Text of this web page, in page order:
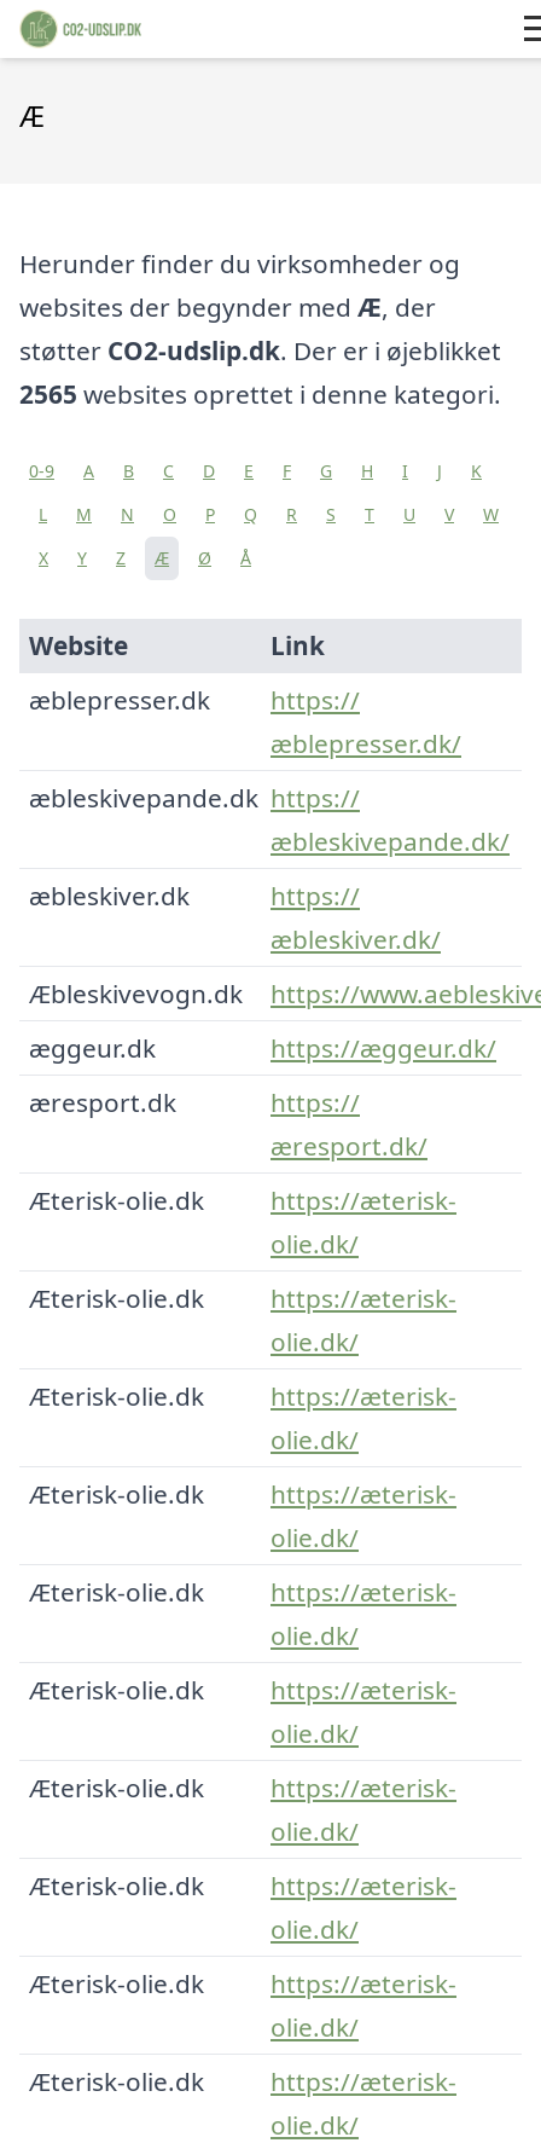
Æ
Herunder finder du virksomheder og
websites der begynder med Æ, der
støtter CO2-udslip.dk. Der er i øjeblikket
2565 websites oprettet i denne kategori.
0-9 A B C D E F G H I J
K
L
M N O P Q R S T U V
W
X
Y Z Æ Ø Å
Website
Link
æblepresser.dk
https://
æblepresser.dk/
æbleskivepande.dk https://
æbleskivepande.dk/
æbleskiver.dk
https://
æbleskiver.dk/
Æbleskivevogn.dk
https://
æggeur.dk
https://æggeur.dk/
æresport.dk
https://
æresport.dk/
Æterisk-olie.dk
https://æterisk-
olie.dk/
Æterisk-olie.dk
https://æterisk-
olie.dk/
Æterisk-olie.dk
https://æterisk-
olie.dk/
Æterisk-olie.dk
https://æterisk-
olie.dk/
Æterisk-olie.dk
https://æterisk-
olie.dk/
Æterisk-olie.dk
https://æterisk-
olie.dk/
Æterisk-olie.dk
https://æterisk-
olie.dk/
Æterisk-olie.dk
https://æterisk-
olie.dk/
Æterisk-olie.dk
https://æterisk-
olie.dk/
Æterisk-olie.dk
https://æterisk-
olie.dk/